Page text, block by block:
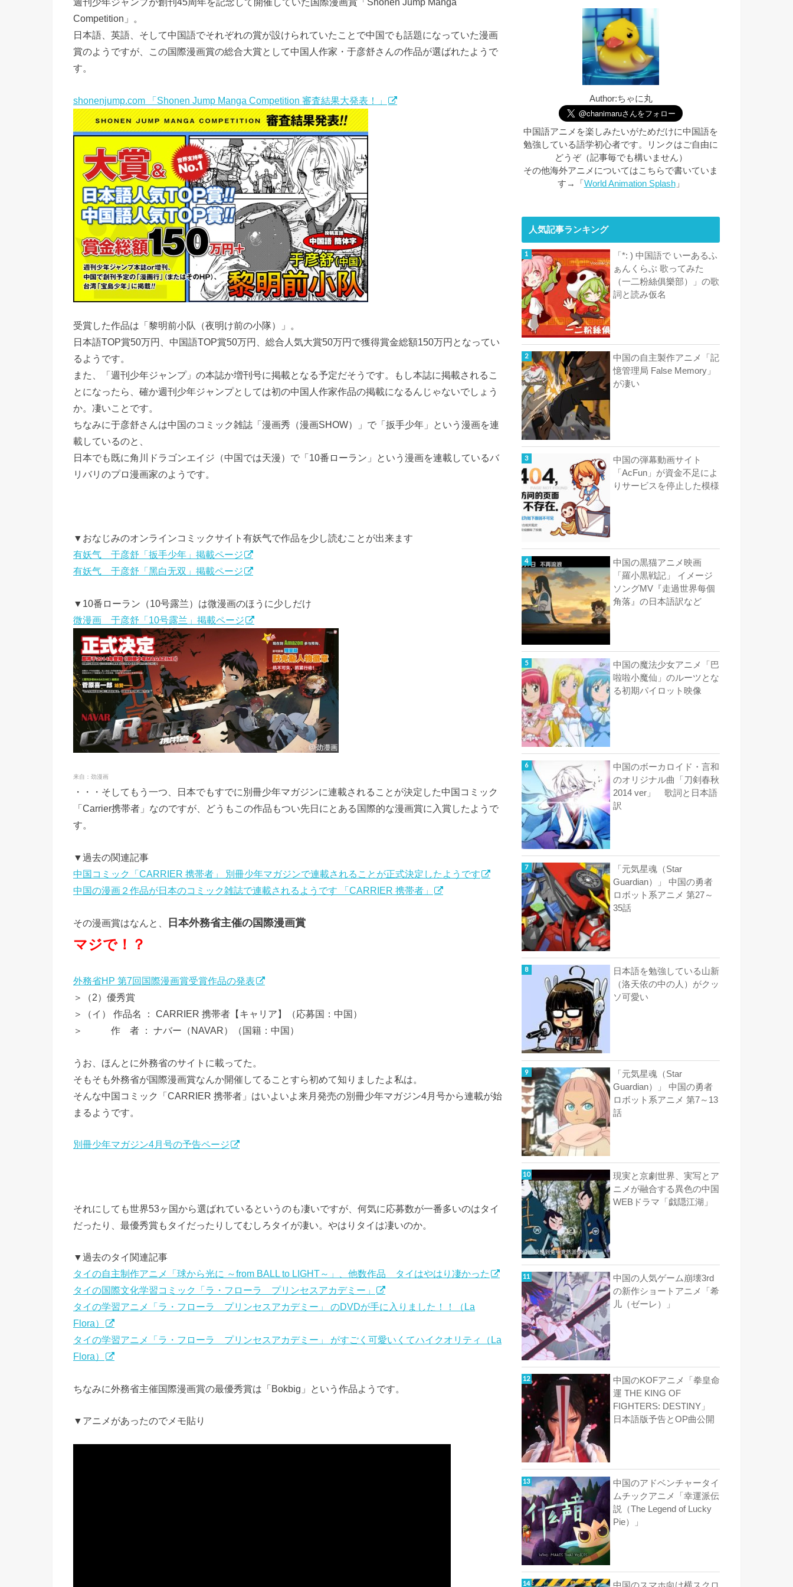
Competition」。
日本語、英語、そして中国語でそれぞれの賞が設けられていたことで中国でも話題になっていた漫画
賞のようですが、この国際漫画賞の総合大賞として中国人作家・于彦舒さんの作品が選ばれたようで
す。
shonenjump.com 「Shonen Jump Manga Competition 審査結果大発表！」
受賞した作品は「黎明前小队（夜明け前の小隊）」。
日本語TOP賞50万円、中国語TOP賞50万円、総合人気大賞50万円で獲得賞金総額150万円となってい
るようです。
また、「週刊少年ジャンプ」の本誌か増刊号に掲載となる予定だそうです。もし本誌に掲載されるこ
とになったら、確か週刊少年ジャンプとしては初の中国人作家作品の掲載になるんじゃないでしょう
か。凄いことです。
ちなみに于彦舒さんは中国のコミック雑誌「漫画秀（漫画SHOW）」で「扳手少年」という漫画を連
載しているのと、
日本でも既に角川ドラゴンエイジ（中国では天漫）で「10番ローラン」という漫画を連載しているバ
リバリのプロ漫画家のようです。
▼おなじみのオンラインコミックサイト有妖气で作品を少し読むことが出来ます
有妖气 于彦舒「扳手少年」掲載ページ
有妖气 于彦舒「黑白无双」掲載ページ
▼10番ローラン（10号露兰）は微漫画のほうに少しだけ
微漫画 于彦舒「10号露兰」掲載ページ
来自：劲漫画
・・・そしてもう一つ、日本でもすでに別冊少年マガジンに連載されることが決定した中国コミック
「Carrier携帯者」なのですが、どうもこの作品もつい先日にとある国際的な漫画賞に入賞したようで
す。
▼過去の関連記事
中国コミック「CARRIER 携帯者」 別冊少年マガジンで連載されることが正式決定したようです
中国の漫画２作品が日本のコミック雑誌で連載されるようです 「CARRIER 携帯者」
その漫画賞はなんと、 日本外務省主催の国際漫画賞
マジで！？
外務省HP 第7回国際漫画賞受賞作品の発表
＞（2）優秀賞
＞（イ） 作品名 ： CARRIER 携帯者【キャリア】（応募国：中国）
＞ 作 者 ： ナバー（NAVAR）（国籍：中国）
うお、ほんとに外務省のサイトに載ってた。
そもそも外務省が国際漫画賞なんか開催してることすら初めて知りましたよ私は。
そんな中国コミック「CARRIER 携帯者」はいよいよ来月発売の別冊少年マガジン4月号から連載が始
まるようです。
別冊少年マガジン4月号の予告ページ
それにしても世界53ヶ国から選ばれているというのも凄いですが、何気に応募数が一番多いのはタイ
だったり、最優秀賞もタイだったりしてむしろタイが凄い。やはりタイは凄いのか。
▼過去のタイ関連記事
タイの自主制作アニメ「球から光に ～from BALL to LIGHT～」、他数作品 タイはやはり凄かった
タイの国際文化学習コミック「ラ・フローラ プリンセスアカデミー」
タイの学習アニメ「ラ・フローラ プリンセスアカデミー」 のDVDが手に入りました！！（La
Flora）
タイの学習アニメ「ラ・フローラ プリンセスアカデミー」 がすごく可愛いくてハイクオリティ（La
Flora）
ちなみに外務省主催国際漫画賞の最優秀賞は「Bokbig」という作品ようです。
▼アニメがあったのでメモ貼り
Author:ちゃに丸
中国語アニメを楽しみたいがためだけに中国語を
勉強している語学初心者です。リンクはご自由に
どうぞ（記事毎でも構いません）
その他海外アニメについてはこちらで書いていま
す→「 World Animation Splash」
人気記事ランキング
「*: ) 中国語で いーあるふ
ぁんくらぶ 歌ってみた
（一二粉絲俱樂部）」の歌
詞と読み仮名
中国の自主製作アニメ「記
憶管理局 False Memory」
が凄い
中国の弾幕動画サイト
「AcFun」が資金不足によ
りサービスを停止した模様
中国の黒猫アニメ映画
「羅小黒戦記」 イメージ
ソングMV『走過世界每個
角落』の日本語訳など
中国の魔法少女アニメ「巴
啦啦小魔仙」のルーツとな
る初期パイロット映像
中国のボーカロイド・言和
のオリジナル曲「刀剣春秋
2014 ver」 歌詞と日本語
訳
「元気星魂（Star
Guardian）」 中国の勇者
ロボット系アニメ 第27～
35話
日本語を勉強している山新
（洛天依の中の人）がクッ
ソ可愛い
「元気星魂（Star
Guardian）」 中国の勇者
ロボット系アニメ 第7～13
話
現実と京劇世界、実写とア
ニメが融合する異色の中国
WEBドラマ「戯隠江湖」
中国の人気ゲーム崩壊3rd
の新作ショートアニメ「希
儿（ゼーレ）」
中国のKOFアニメ「拳皇命
運 THE KING OF
FIGHTERS: DESTINY」
日本語版予告とOP曲公開
中国のアドベンチャータイ
ムチックアニメ「幸運派伝
説（The Legend of Lucky
Pie）」
中国のスマホ向け横スクロ